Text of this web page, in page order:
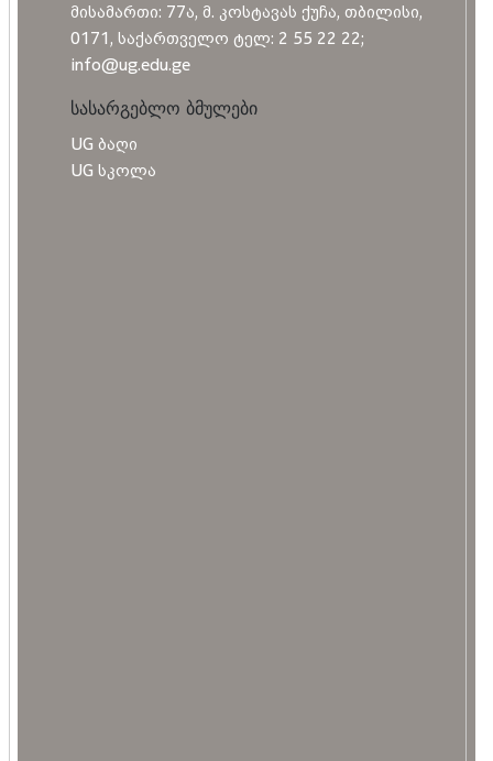
მისამართი: 77ა, მ. კოსტავას ქუჩა, თბილისი,
0171, საქართველო ტელ: 2 55 22 22;
info@ug.edu.ge
სასარგებლო ბმულები
UG ბაღი
UG სკოლა